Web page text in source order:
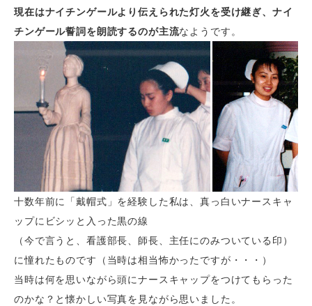
現在はナイチンゲールより伝えられた灯火を受け継ぎ、ナイ
チンゲール誓詞を朗読するのが主流なようです。
十数年前に「戴帽式」を経験した私は、真っ白いナースキャ
ップにビシッと入った黒の線
（今で言うと、看護部長、師長、主任にのみついている印）
に憧れたものです（当時は相当怖かったですが・・・）
当時は何を思いながら頭にナースキャップをつけてもらった
のかな？と懐かしい写真を見ながら思いました。